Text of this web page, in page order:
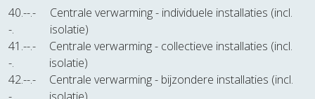
40.--.-
-.
Centrale verwarming - individuele installaties (incl.
isolatie)
41.--.-
-.
Centrale verwarming - collectieve installaties (incl.
isolatie)
42.--.-
Centrale verwarming - bijzondere installaties (incl.